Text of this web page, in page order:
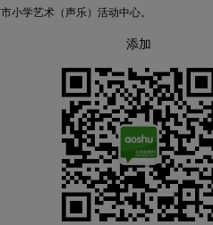
小学艺术（声乐）活动中心。
添加